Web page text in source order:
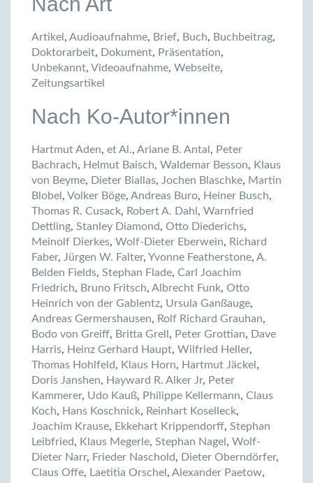
Artikel , Audioaufnahme, Brief, Buch, Buchbeitrag,
Doktorarbeit, Dokument, Präsentation,
Unbekannt, Videoaufnahme, Webseite,
Zeitungsartikel
Nach Ko-Autor*innen
Hartmut Aden, et Al., Ariane B. Antal , Peter
Bachrach, Helmut Baisch, Waldemar Besson, Klaus
von Beyme, Dieter Biallas, Jochen Blaschke, Martin
Blobel , Volker Böge, Andreas Buro, Heiner Busch,
Thomas R. Cusack, Robert A. Dahl , Warnfried
Dettling, Stanley Diamond, Otto Diederichs,
Meinolf Dierkes, Wolf-Dieter Eberwein, Richard
Faber, Jürgen W. Falter, Yvonne Featherstone, A.
Belden Fields, Stephan Flade, Carl Joachim
Friedrich, Bruno Fritsch, Albrecht Funk, Otto
Heinrich von der Gablentz, Ursula Ganßauge,
Andreas Germershausen, Rolf Richard Grauhan,
Bodo von Greiff, Britta Grell , Peter Grottian, Dave
Harris, Heinz Gerhard Haupt, Wilfried Heller,
Thomas Hohlfeld, Klaus Horn, Hartmut Jäckel ,
Doris Janshen, Hayward R. Alker Jr, Peter
Kammerer, Udo Kauß, Philippe Kellermann, Claus
Koch, Hans Koschnick, Reinhart Koselleck,
Joachim Krause, Ekkehart Krippendorff, Stephan
Leibfried, Klaus Megerle, Stephan Nagel , Wolf-
Dieter Narr, Frieder Naschold, Dieter Oberndörfer,
Claus Offe, Laetitia Orschel , Alexander Paetow,